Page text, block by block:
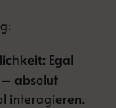
Egal
– absolut
interagieren.